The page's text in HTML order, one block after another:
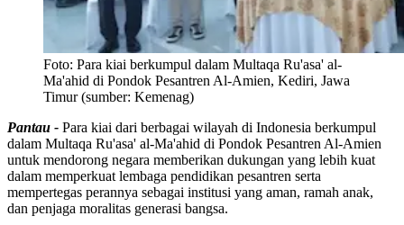
Foto: Para kiai berkumpul dalam Multaqa Ru'asa' al-
Ma'ahid di Pondok Pesantren Al-Amien, Kediri, Jawa
Timur (sumber: Kemenag)
Pantau - Para kiai dari berbagai wilayah di Indonesia berkumpul
dalam Multaqa Ru'asa' al-Ma'ahid di Pondok Pesantren Al-Amien
untuk mendorong negara memberikan dukungan yang lebih kuat
dalam memperkuat lembaga pendidikan pesantren serta
mempertegas perannya sebagai institusi yang aman, ramah anak,
dan penjaga moralitas generasi bangsa.